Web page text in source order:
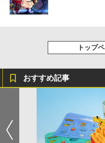
トップ
おすすめ記事